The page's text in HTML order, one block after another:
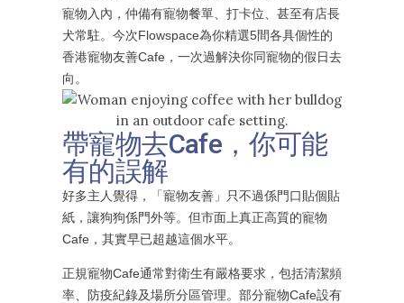
寵物入內，仲備有寵物餐單、打卡位、甚至有店長
犬常駐。今次Flowspace為你精選5間各具個性的
香港寵物友善Cafe，一次過解決你同寵物的假日去
向。
帶寵物去Cafe，你可能
有的誤解
好多主人覺得，「寵物友善」只不過係門口貼個貼
紙，讓狗狗係門外等。但市面上真正高質的寵物
Cafe，其實早已超越這個水平。
正規寵物Cafe通常對衛生有嚴格要求，包括清潔頻
率、防疫紀錄及場所分區管理。部分寵物Cafe設有